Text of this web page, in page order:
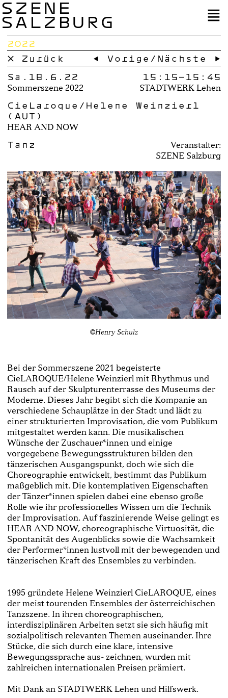
SZENE
SALZBURG
2022
× Zurück
← Vorige / Nächste →
Sa.18.6.22
Sommerszene 2022
15:15–15:45
STADTWERK Lehen
CieLaroque/Helene Weinzierl
(AUT)
HEAR AND NOW
Tanz
Veranstalter:
SZENE Salzburg
©Henry Schulz
Bei der Sommerszene 2021 begeisterte
CieLAROQUE/Helene Weinzierl mit Rhythmus und
Rausch auf der Skulpturenterrasse des Museums der
Moderne. Dieses Jahr begibt sich die Kompanie an
verschiedene Schauplätze in der Stadt und lädt zu
einer strukturierten Improvisation, die vom Publikum
mitgestaltet werden kann. Die musikalischen
Wünsche der Zuschauer*innen und einige
vorgegebene Bewegungsstrukturen bilden den
tänzerischen Ausgangspunkt, doch wie sich die
Choreographie entwickelt, bestimmt das Publikum
maßgeblich mit. Die kontemplativen Eigenschaften
der Tänzer*innen spielen dabei eine ebenso große
Rolle wie ihr professionelles Wissen um die Technik
der Improvisation. Auf faszinierende Weise gelingt es
HEAR AND NOW, choreographische Virtuosität, die
Spontanität des Augenblicks sowie die Wachsamkeit
der Performer*innen lustvoll mit der bewegenden und
tänzerischen Kraft des Ensembles zu verbinden.
1995 gründete Helene Weinzierl CieLAROQUE, eines
der meist tourenden Ensembles der österreichischen
Tanzszene. In ihren choreographischen,
interdisziplinären Arbeiten setzt sie sich häufig mit
sozialpolitisch relevanten Themen auseinander. Ihre
Stücke, die sich durch eine klare, intensive
Bewegungssprache aus- zeichnen, wurden mit
zahlreichen internationalen Preisen prämiert.
Mit Dank an STADTWERK Lehen und Hilfswerk.